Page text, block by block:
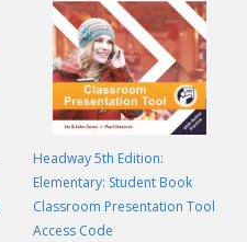
Headway 5th Edition:
Elementary: Student Book
Classroom Presentation Tool
Access Code